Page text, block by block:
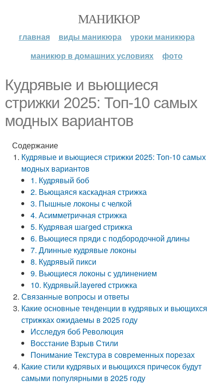
МАНИКЮР
главная виды маникюра
уроки маникюра
маникюр в домашних условиях
фото
Кудрявые и вьющиеся
стрижки 2025: Топ-10 самых
модных вариантов
Содержание
Кудрявые и вьющиеся стрижки 2025: Топ-10 самых
модных вариантов
1. Кудрявый боб
2. Вьющаяся каскадная стрижка
3. Пышные локоны с челкой
4. Асимметричная стрижка
5. Кудрявая шагged стрижка
6. Вьющиеся пряди с подбородочной длины
7. Длинные кудрявые локоны
8. Кудрявый пикси
9. Вьющиеся локоны с удлинением
10. Кудрявый.layered стрижка
Связанные вопросы и ответы
Какие основные тенденции в кудрявых и вьющихся
стрижках ожидаемы в 2025 году
Исследуя боб Революция
Восстание Взрыв Стили
Понимание Текстура в современных порезах
Какие стили кудрявых и вьющихся причесок будут
самыми популярными в 2025 году